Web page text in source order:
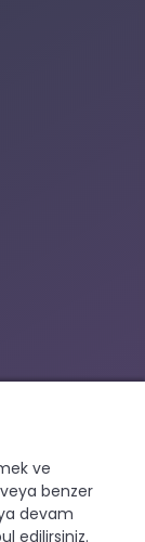
ve
benzer
devam
edilirsiniz.